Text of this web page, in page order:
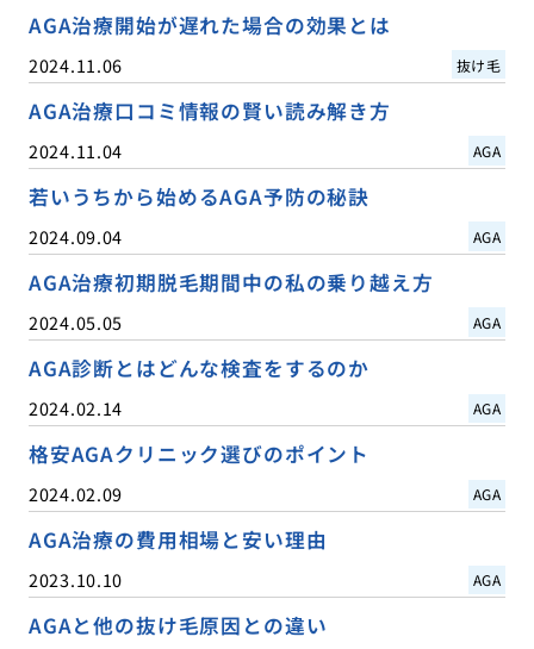
AGA治療開始が遅れた場合の効果とは
2024.11.06 抜け毛
AGA治療口コミ情報の賢い読み解き方
2024.11.04 AGA
若いうちから始めるAGA予防の秘訣
2024.09.04 AGA
AGA治療初期脱毛期間中の私の乗り越え方
2024.05.05 AGA
AGA診断とはどんな検査をするのか
2024.02.14 AGA
格安AGAクリニック選びのポイント
2024.02.09 AGA
AGA治療の費用相場と安い理由
2023.10.10 AGA
AGAと他の抜け毛原因との違い